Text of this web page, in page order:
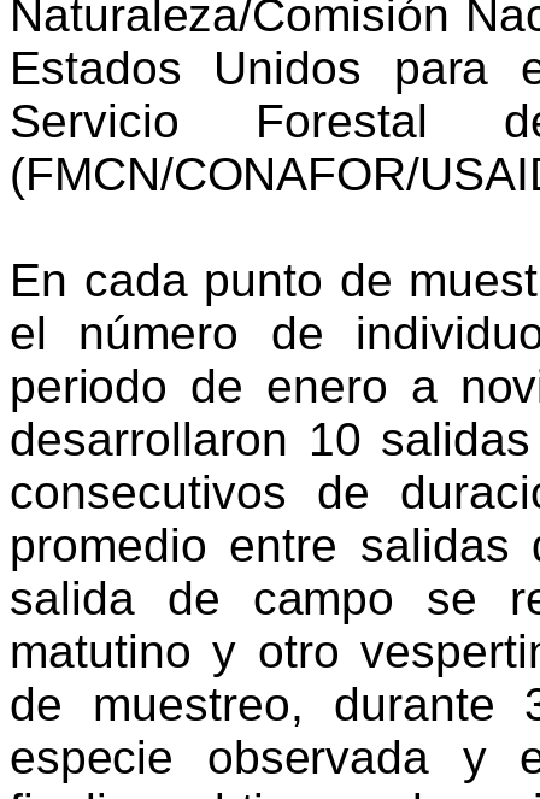
Naturaleza/Comisión
Estados Unidos para
Servicio Forestal
(FMCN/CONAFOR/
En cada punto de
el número de
periodo de enero a
desarrollaron 10
consecutivos de
promedio entre
salida de campo se
matutino y otro
de muestreo, durante
especie observada y